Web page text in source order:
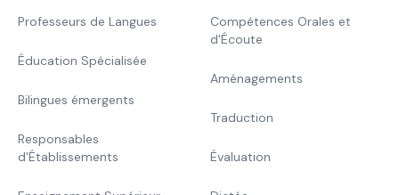
Professeurs de Langues
Éducation Spécialisée
Bilingues émergents
Responsables
d'Établissements
Compétences Orales et
d'Écoute
Aménagements
Traduction
Évaluation